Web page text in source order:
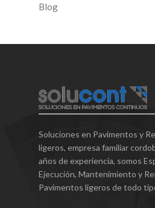
Blog
Soluciones en Pavimentos y
ligeros, empresa familiar
años de experiencia, somos
Ejecución, Mantenimiento y
Pavimentos ligeros de todo